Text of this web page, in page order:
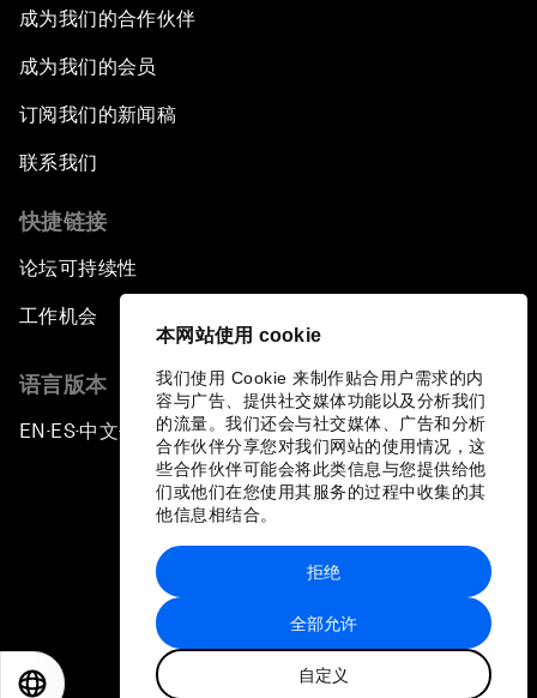
本网站使用 cookie
我们使用 Cookie 来制作贴合用户需求的内
容与广告、提供社交媒体功能以及分析我们
的流量。我们还会与社交媒体、广告和分析
合作伙伴分享您对我们网站的使用情况，这
些合作伙伴可能会将此类信息与您提供给他
们或他们在您使用其服务的过程中收集的其
他信息相结合。
全部允许
自定义
拒绝
成为我们的合作伙伴
成为我们的会员
订阅我们的新闻稿
联系我们
快捷链接
论坛可持续性
工作机会
语言版本
EN ▪ ES▪中文▪ 日本語
站点地图
世界经济论坛